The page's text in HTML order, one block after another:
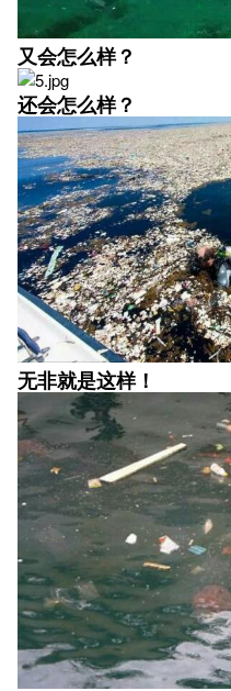
又会怎么样？
还会怎么样？
无非就是这样！